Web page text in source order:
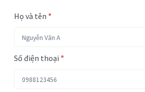
Họ và tên *
Số điện thoại *